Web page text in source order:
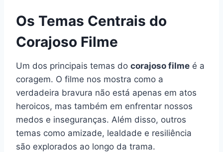
Os Temas Centrais do
Corajoso Filme
Um dos principais temas do corajoso filme é a
coragem. O filme nos mostra como a
verdadeira bravura não está apenas em atos
heroicos, mas também em enfrentar nossos
medos e inseguranças. Além disso, outros
temas como amizade, lealdade e resiliência
são explorados ao longo da trama.